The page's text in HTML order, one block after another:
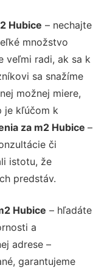
Hubice – nechajte
množstvo
veľmi radi, ak sa k
sa snažíme
možnej miere,
je kľúčom k
za m2 Hubice –
či
istotu, že
predstáv.
Hubice – hľadáte
a
adrese –
garantujeme